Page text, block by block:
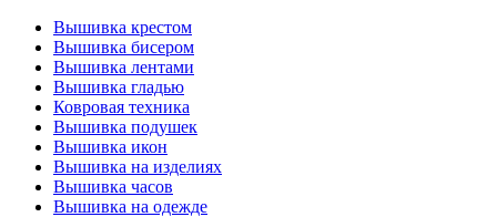
Вышивка крестом
Вышивка бисером
Вышивка лентами
Вышивка гладью
Ковровая техника
Вышивка подушек
Вышивка икон
Вышивка на изделиях
Вышивка часов
Вышивка на одежде